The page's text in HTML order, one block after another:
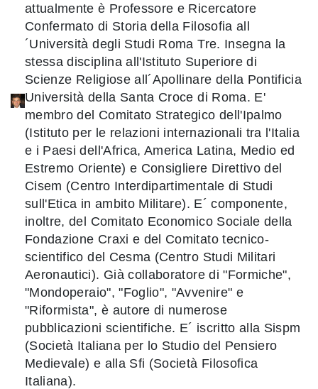
attualmente è Professore e Ricercatore
Confermato di Storia della Filosofia all
´Università degli Studi Roma Tre. Insegna la
stessa disciplina all'Istituto Superiore di
Scienze Religiose all´Apollinare della Pontificia
Università della Santa Croce di Roma. E'
membro del Comitato Strategico dell'Ipalmo
(Istituto per le relazioni internazionali tra l'Italia
e i Paesi dell'Africa, America Latina, Medio ed
Estremo Oriente) e Consigliere Direttivo del
Cisem (Centro Interdipartimentale di Studi
sull'Etica in ambito Militare). E´ componente,
inoltre, del Comitato Economico Sociale della
Fondazione Craxi e del Comitato tecnico-
scientifico del Cesma (Centro Studi Militari
Aeronautici). Già collaboratore di "Formiche",
"Mondoperaio", "Foglio", "Avvenire" e
"Riformista", è autore di numerose
pubblicazioni scientifiche. E´ iscritto alla Sispm
(Società Italiana per lo Studio del Pensiero
Medievale) e alla Sfi (Società Filosofica
Italiana).